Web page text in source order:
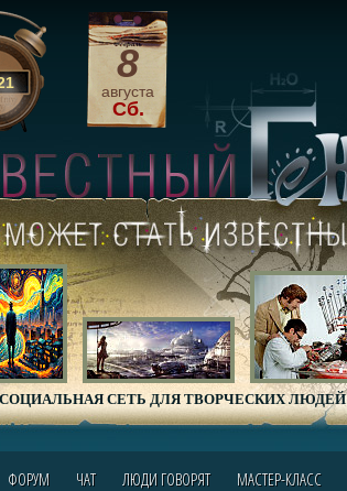
8
августа
Сб.
СОЦИАЛЬНАЯ СЕТЬ ДЛЯ ТВОРЧЕСКИХ ЛЮДЕЙ
ФОРУМ ЧАТ ЛЮДИ ГОВОРЯТ МАСТЕР-КЛАСС